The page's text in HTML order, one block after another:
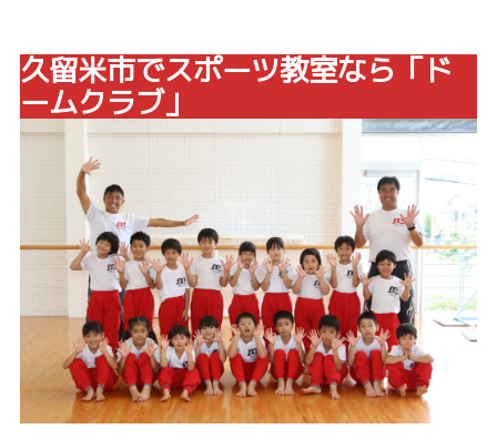
久留米市でスポーツ教室なら「ド
ームクラブ」